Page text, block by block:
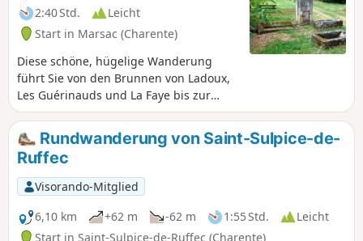
2:40 Std.
Leicht
Start in Marsac (Charente)
Diese schöne, hügelige Wanderung
führt Sie von den Brunnen von Ladoux,
Les Guérinauds und La Faye bis zur
Charente.
Rundwanderung von Saint-Sulpice-de-
Ruffec
Visorando-Mitglied
6,10 km
+62 m -62 m 1:55 Std.
Leicht
Start in Saint-Sulpice-de-Ruffec (Charente)